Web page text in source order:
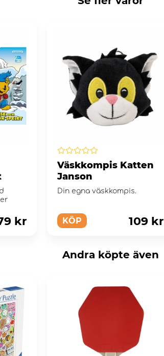
kr
Väskkompis Katten
Janson
Din egna väskkompis.
KÖP 109 kr
Andra köpte även